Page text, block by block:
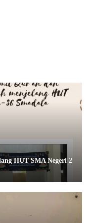
HUT SMA Negeri 2